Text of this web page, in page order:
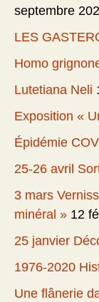
septembre
LES
Homo
Lutetiana Neli
Exposition «
Épidémie
25-26 avril
3 mars
minéral » 12
25 janvier
1976-2020
Une flânerie